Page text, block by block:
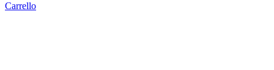
Carrello